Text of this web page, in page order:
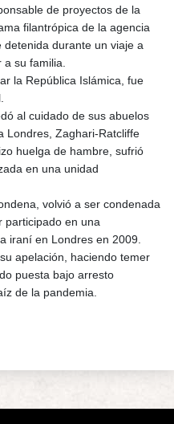
de proyectos de la
filantrópica de la agencia
durante un viaje a
su familia.
la República Islámica, fue
al cuidado de sus abuelos
Londres, Zaghari-Ratcliffe
huelga de hambre, sufrió
en una unidad
volvió a ser condenada
participado en una
iraní en Londres en 2009.
apelación, haciendo temer
puesta bajo arresto
de la pandemia.